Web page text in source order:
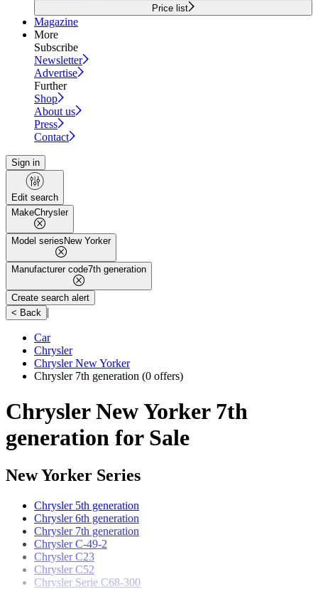
Price list
Magazine
More
Subscribe
Newsletter
Advertise
Further
Shop
About us
Press
Contact
Sign in
Edit search
MakeChrysler
Model series New Yorker
Manufacturer code7th generation
Create search alert
< Back |
Car
Chrysler
Chrysler New Yorker
Chrysler 7th generation (0 offers)
Chrysler New Yorker 7th
generation for Sale
New Yorker Series
Chrysler 5th generation
Chrysler 6th generation
Chrysler 7th generation
Chrysler C-49-2
Chrysler C23
Chrysler C52
Chrysler Serie C68-300